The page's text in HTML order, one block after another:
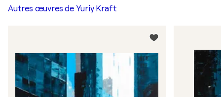
Autres œuvres de Yuriy Kraft